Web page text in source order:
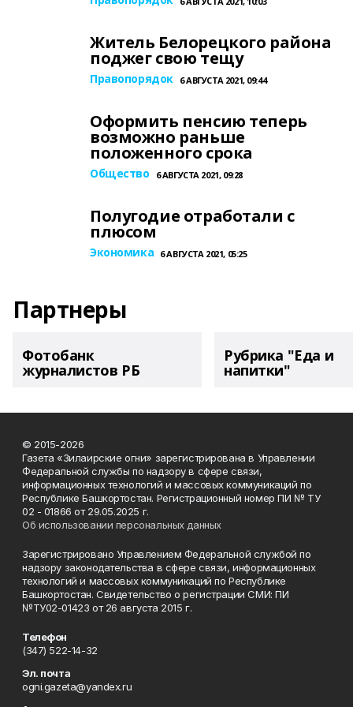
Житель Белорецкого района
поджег свою тещу
Правопорядок 6 АВГУСТА 2021, 09:44
Оформить пенсию теперь
возможно раньше
положенного срока
Общество 6 АВГУСТА 2021, 09:28
Полугодие отработали с
плюсом
Экономика 6 АВГУСТА 2021, 05:25
Партнеры
Фотобанк
журналистов РБ
Рубрика "Еда и
напитки"
© 2015-2026
Газета «Зилаирские огни» зарегистрирована в Управлении
Федеральной службы по надзору в сфере связи,
информационных технологий и массовых коммуникаций по
Республике Башкортостан. Регистрационный номер ПИ № ТУ
02 - 01866 от 29.05.2025 г.
Об использовании персональных данных
Зарегистрировано Управлением Федеральной службой по
надзору законодательства в сфере связи, информационных
технологий и массовых коммуникаций по Республике
Башкортостан. Свидетельство о регистрации СМИ: ПИ
№ТУ02-01423 от 26 августа 2015 г.
Телефон
(347) 522-14-32
Эл. почта
ogni.gazeta@yandex.ru